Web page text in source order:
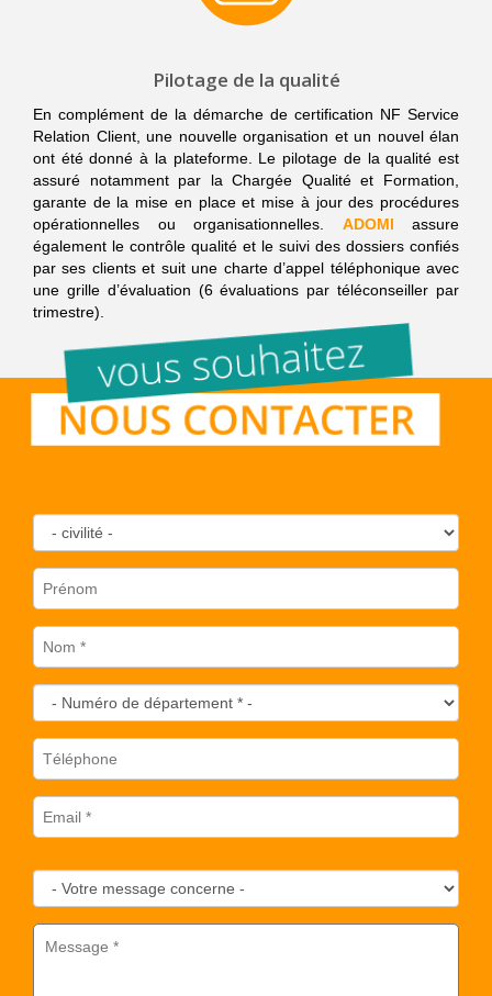
Pilotage de la qualité
En complément de la démarche de certification NF Service
Relation Client, une nouvelle organisation et un nouvel élan
ont été donné à la plateforme. Le pilotage de la qualité est
assuré notamment par la Chargée Qualité et Formation,
garante de la mise en place et mise à jour des procédures
opérationnelles ou organisationnelles. ADOMI
assure
également le contrôle qualité et le suivi des dossiers confiés
par ses clients et suit une charte d’appel téléphonique avec
une grille d’évaluation (6 évaluations par téléconseiller par
trimestre).
civilité
Numéro de département
Votre message concerne